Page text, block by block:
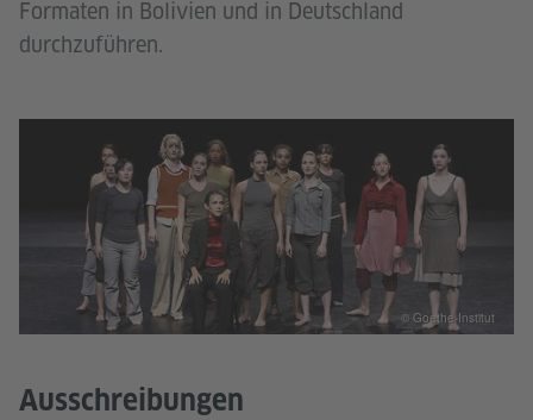
Formaten in Bolivien und in Deutschland
durchzuführen.
Ausschreibungen
© Goethe-Institut